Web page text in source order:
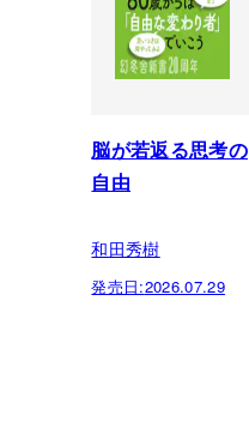
脳が若返る思考の
自由
和田秀樹
発売日:2026.07.29